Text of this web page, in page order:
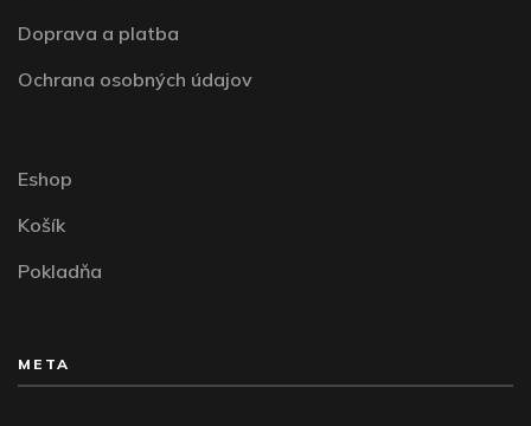
Doprava a platba
Ochrana osobných údajov
Eshop
Košík
Pokladňa
META